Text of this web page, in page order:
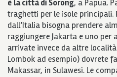
è la città di Sorong, a Papua.
traghetti per le isole principali.
dall’Italia bisogna prendere
raggiungere Jakarta e uno per
arrivate invece da altre
Lombok ad esempio) dovrete
Makassar, in Sulawesi. Le